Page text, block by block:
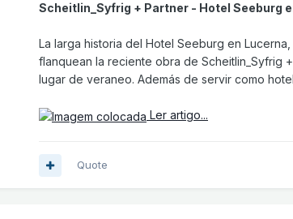
Scheitlin_Syfrig + Partner - Hotel Seeburg
La larga historia del Hotel Seeburg en
flanquean la reciente obra de Scheitlin_Syfrig
lugar de veraneo. Además de servir como
Ler artigo...
Quote